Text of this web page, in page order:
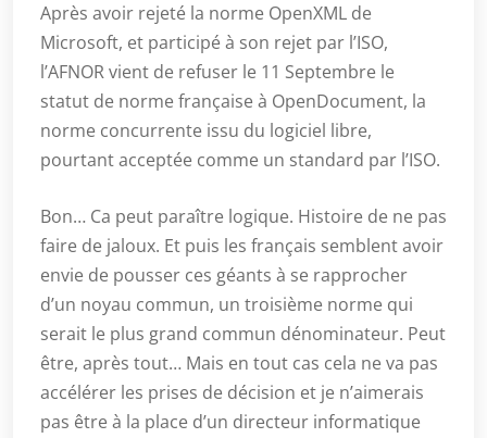
Après avoir rejeté la norme OpenXML de
Microsoft, et participé à son rejet par l’ISO,
l’AFNOR vient de refuser le 11 Septembre le
statut de norme française à OpenDocument, la
norme concurrente issu du logiciel libre,
pourtant acceptée comme un standard par l’ISO.
Bon… Ca peut paraître logique. Histoire de ne pas
faire de jaloux. Et puis les français semblent avoir
envie de pousser ces géants à se rapprocher
d’un noyau commun, un troisième norme qui
serait le plus grand commun dénominateur. Peut
être, après tout… Mais en tout cas cela ne va pas
accélérer les prises de décision et je n’aimerais
pas être à la place d’un directeur informatique